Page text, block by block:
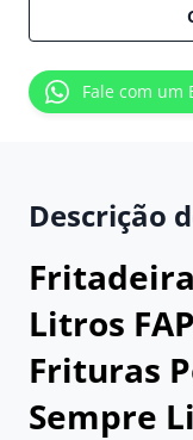
Fale com um
Descrição
Litros
Frituras
Sempre